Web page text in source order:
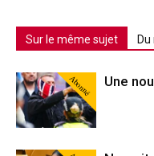
Sur le même sujet
Abonné Une